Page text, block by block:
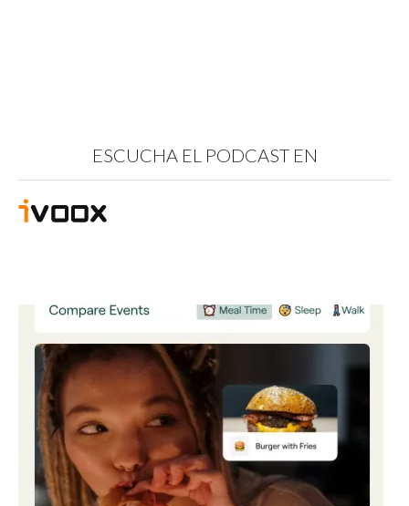
ESCUCHA EL PODCAST EN